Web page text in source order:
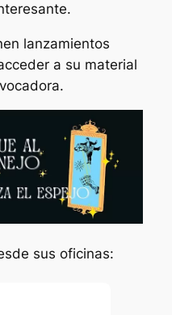
lanzamientos
a su material
sus oficinas: